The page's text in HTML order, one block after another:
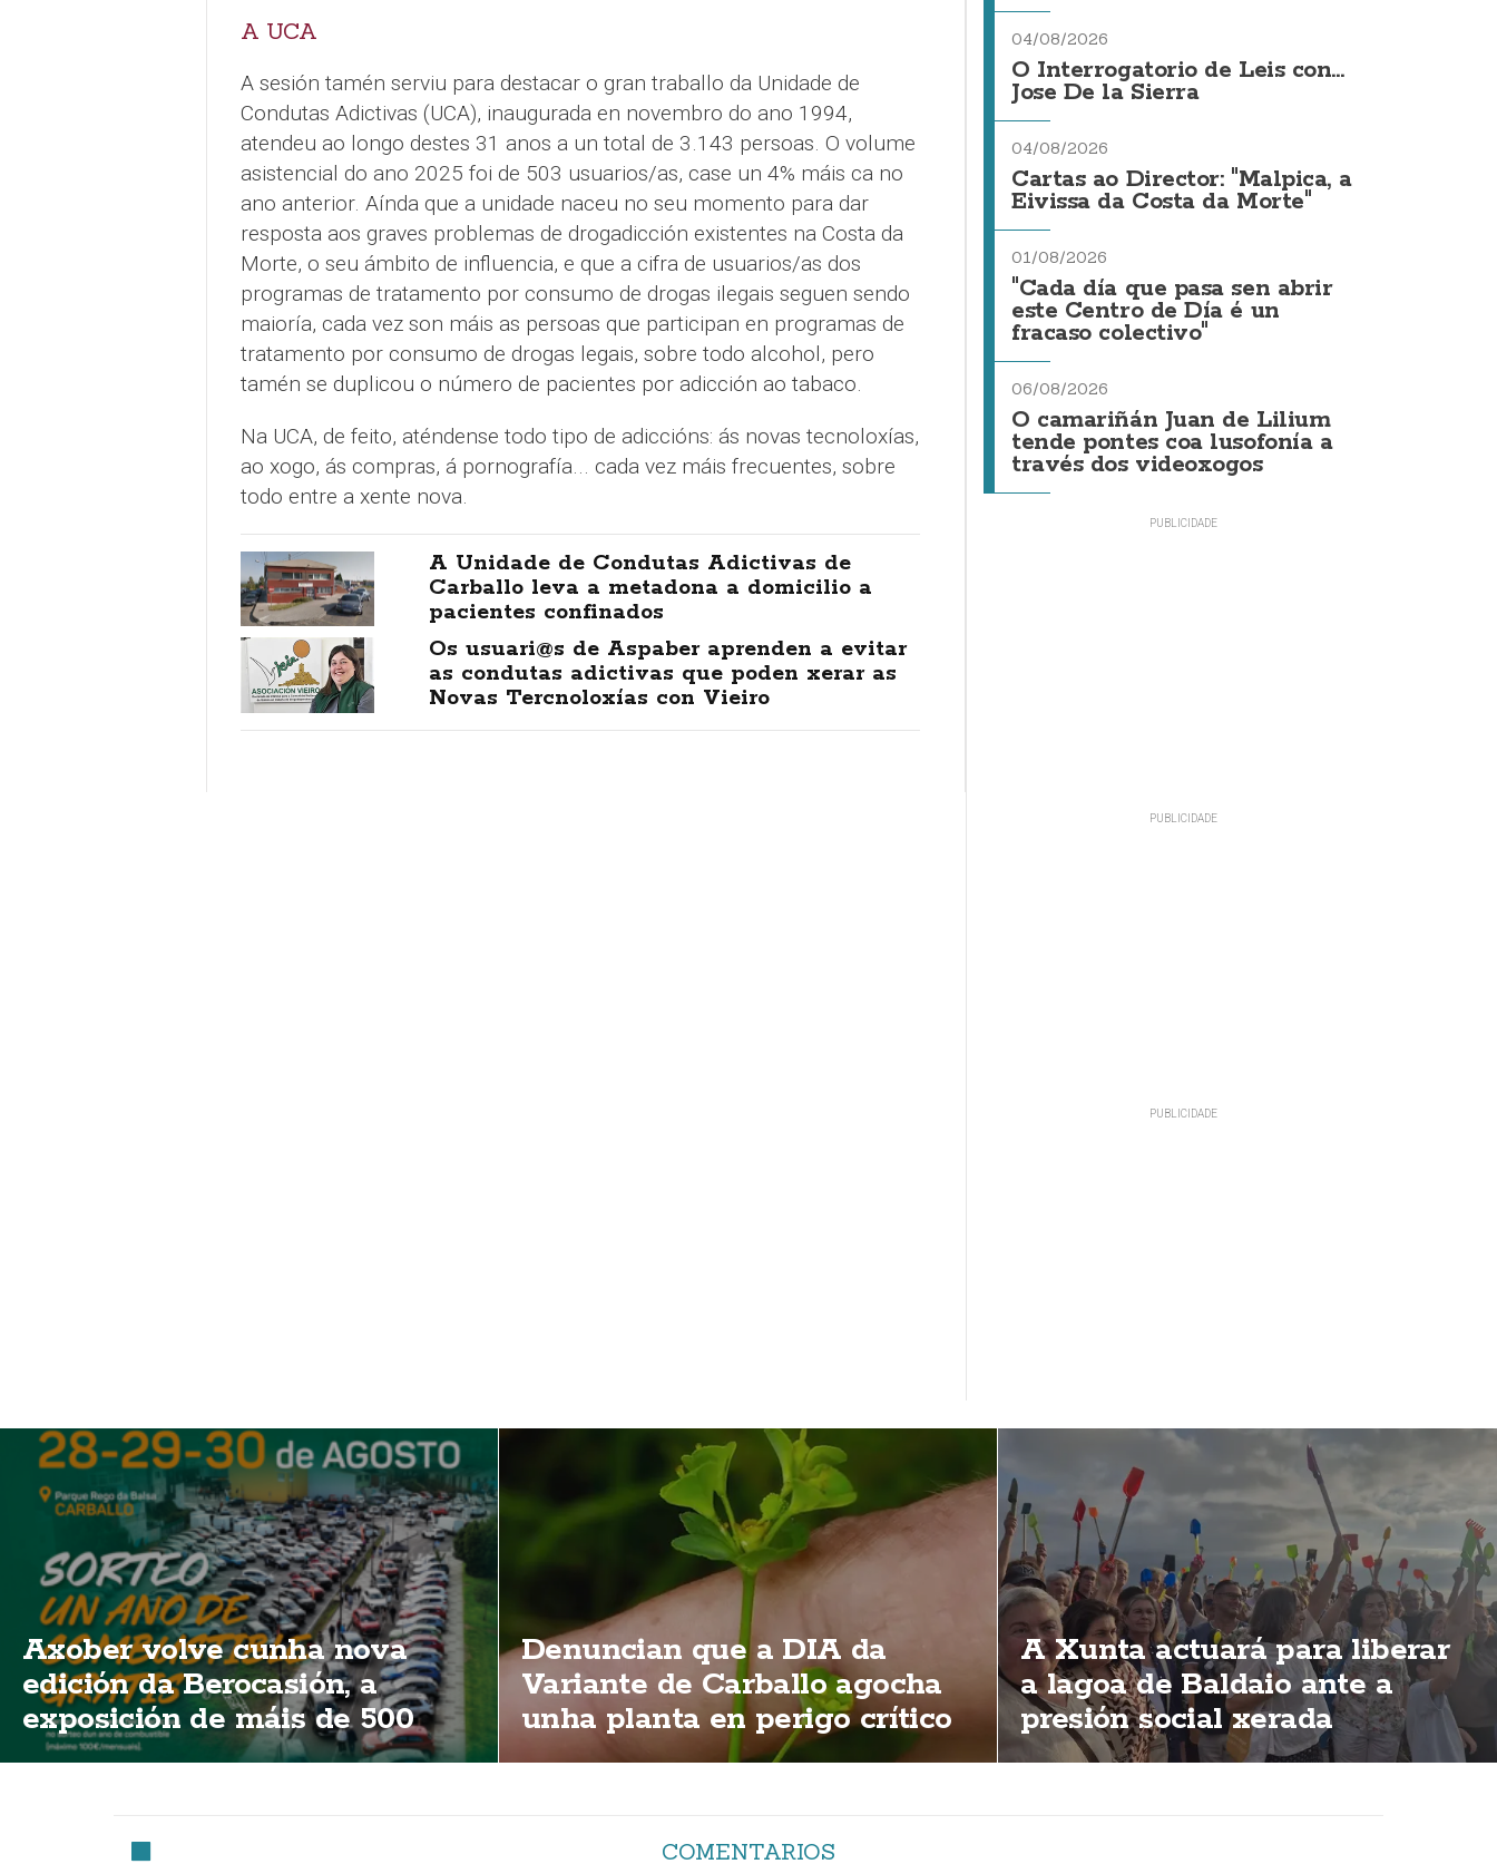
A UCA
A sesión tamén serviu para destacar o gran traballo da Unidade de
Condutas Adictivas (UCA), inaugurada en novembro do ano 1994,
atendeu ao longo destes 31 anos a un total de 3.143 persoas. O volume
asistencial do ano 2025 foi de 503 usuarios/as, case un 4% máis ca no
ano anterior. Aínda que a unidade naceu no seu momento para dar
resposta aos graves problemas de drogadicción existentes na Costa da
Morte, o seu ámbito de influencia, e que a cifra de usuarios/as dos
programas de tratamento por consumo de drogas ilegais seguen sendo
maioría, cada vez son máis as persoas que participan en programas de
tratamento por consumo de drogas legais, sobre todo alcohol, pero
tamén se duplicou o número de pacientes por adicción ao tabaco.
Na UCA, de feito, aténdense todo tipo de adiccións: ás novas tecnoloxías,
ao xogo, ás compras, á pornografía... cada vez máis frecuentes, sobre
todo entre a xente nova.
A Unidade de Condutas Adictivas de
Carballo leva a metadona a domicilio a
pacientes confinados
Os usuari@s de Aspaber aprenden a evitar
as condutas adictivas que poden xerar as
Novas Tercnoloxías con Vieiro
04/08/2026
O Interrogatorio de Leis con...
Jose De la Sierra
04/08/2026
Cartas ao Director: "Malpica, a
Eivissa da Costa da Morte"
01/08/2026
"Cada día que pasa sen abrir
este Centro de Día é un
fracaso colectivo"
06/08/2026
O camariñán Juan de Lilium
tende pontes coa lusofonía a
través dos videoxogos
Axober volve cunha nova
edición da Berocasión, a
exposición de máis de 500
vehículos
Denuncian que a DIA da
Variante de Carballo agocha
unha planta en perigo crítico
de extinción
A Xunta actuará para liberar
a lagoa de Baldaio ante a
presión social xerada
COMENTARIOS